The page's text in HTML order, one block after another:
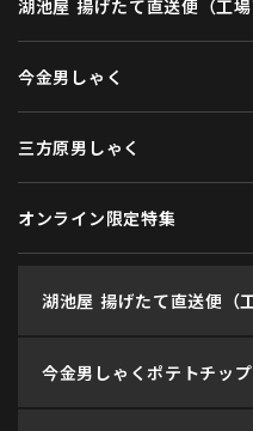
湖池屋 揚げたて直送便（工場
今金男しゃく
三方原男しゃく
オンライン限定特集
湖池屋 揚げたて直送便（
今金男しゃくポテトチッ